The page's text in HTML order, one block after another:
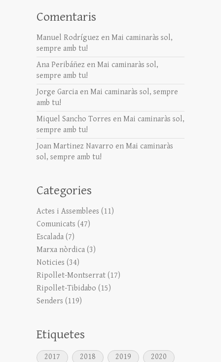
Comentaris
Manuel Rodríguez en Mai caminaràs sol,
sempre amb tu!
Ana Peribáñez en Mai caminaràs sol,
sempre amb tu!
Jorge Garcia en Mai caminaràs sol, sempre
amb tu!
Miquel Sancho Torres en Mai caminaràs sol,
sempre amb tu!
Joan Martinez Navarro en Mai caminaràs
sol, sempre amb tu!
Categories
Actes i Assemblees (11)
Comunicats (47)
Escalada (7)
Marxa nòrdica (3)
Noticies (34)
Ripollet-Montserrat (17)
Ripollet-Tibidabo (15)
Senders (119)
Etiquetes
2017 2018 2019
2020